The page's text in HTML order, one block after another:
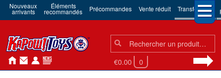
Nouveaux
arrivants
Éléments
recommandés Précommandes Vente réduit Transformers
Chercher:
Chercher
€0.00 0